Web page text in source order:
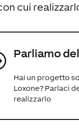
cui
Parliamo
Hai un progetto
Loxone? Parlaci
realizzarlo